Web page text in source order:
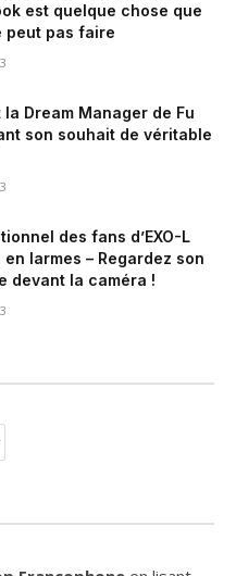
est quelque chose que
peut pas faire
la Dream Manager de Fu
son souhait de véritable
des fans d’EXO-L
en larmes – Regardez son
devant la caméra !